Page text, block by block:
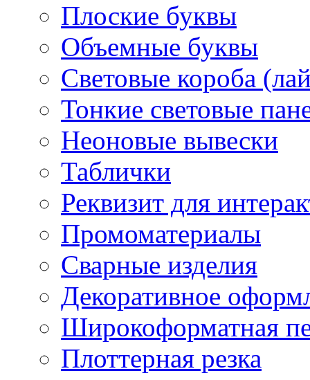
Плоские буквы
Объемные буквы
Световые короба
Тонкие световые
Неоновые вывески
Таблички
Реквизит для
Промоматериалы
Сварные изделия
Декоративное
Широкоформатная
Плоттерная резка